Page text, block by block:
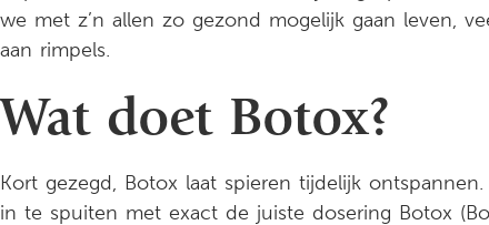
we met z’n allen zo gezond mogelijk gaan leven,
aan rimpels.
Wat doet Botox?
Kort gezegd, Botox laat spieren tijdelijk
in te spuiten met exact de juiste dosering Botox